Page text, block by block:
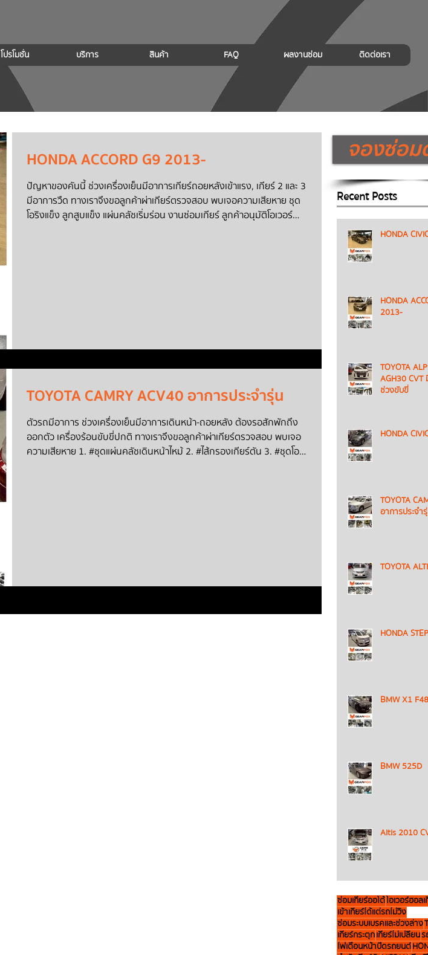
โปรโมชั่น บริการ สินค้า FAQ ผลงานซ่อม ติดต่อเรา
HONDA ACCORD G9 2013-
ปัญหาของคันนี้ ช่วงเครื่องเย็นมีอาการเกียร์ถอยหลังเข้าแรง, เกียร์ 2 และ 3
มีอาการวืด ทางเราจึงขอลูกค้าผ่าเกียร์ตรวจสอบ พบเจอความเสียหาย ชุด
โอริงแข็ง ลูกสูบแข็ง แผ่นคลัชเริ่มร่อน งานซ่อมเกียร์ ลูกค้าอนุมัติโอเวอร์
TOYOTA CAMRY ACV40 อาการประจำรุ่น
ตัวรถมีอาการ ช่วงเครื่องเย็นมีอาการเดินหน้า-ถอยหลัง ต้องรอสักพักถึง
ออกตัว เครื่องร้อนขับขี่ปกติ ทางเราจึงขอลูกค้าผ่าเกียร์ตรวจสอบ พบเจอ
ความเสียหาย 1. #ชุดแผ่นคลัชเดินหน้าไหม้ 2. #ไส้กรองเกียร์ตัน 3. #ชุดโอ
จองซ่อม
Recent Posts
HONDA
HONDA
2013-
TOYOTA
AGH30 CVT
ช่วงขับขี่
HONDA
TOYOTA
อาการประจำ
TOYOTA
HONDA
BMW X1 F48
BMW 525D
Altis 2010
ซ่อมเกียร์ออโต้โอเวอร์ฮอล
เข้าเกียร์ได้แต่รถไม่วิ่ง
ซ่อมระบบเบรคและช่วงล่าง
เกียร์กระตุกเกียร์ไม่เปลี่ยน
ไฟเตือนหน้าปัดรถยนต์